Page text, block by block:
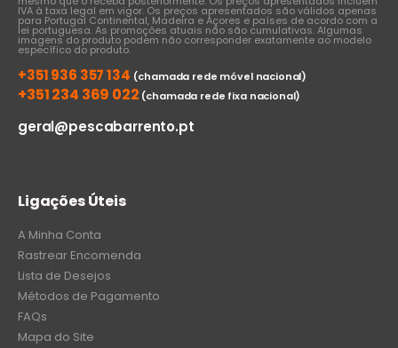
IVA à taxa legal em vigor. Os preços apresentados são válidos apenas
para Portugal Continental, Madeira e Açores e países de acordo com a
lei portuguesa. As promoções atuais não são cumulativas. Algumas
imagens do produto podem não corresponder exatamente ao modelo
específico do produto.
+351 936 357 134 (chamada rede móvel nacional)
+351 234 369 022 (chamada rede fixa nacional)
geral@pescabarrento.pt
Ligações Úteis
A Minha Conta
Rastrear Encomenda
Lista de Desejos
Métodos de Pagamento
FAQs
Mapa do Site